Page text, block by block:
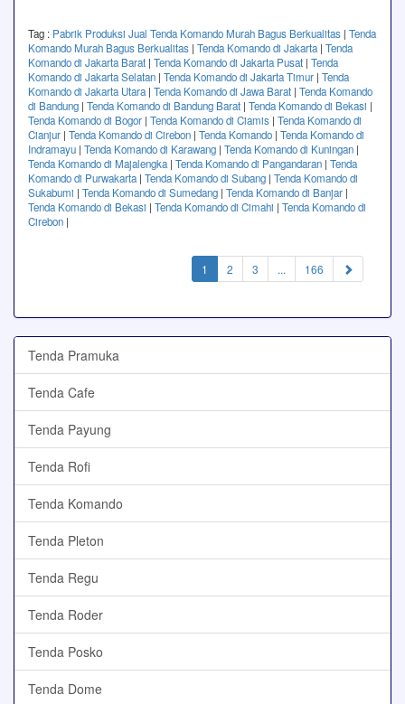
Tag : Pabrik Produksi Jual Tenda Komando Murah Bagus Berkualitas | Tenda
Komando Murah Bagus Berkualitas | Tenda Komando di Jakarta | Tenda
Komando di Jakarta Barat | Tenda Komando di Jakarta Pusat | Tenda
Komando di Jakarta Selatan | Tenda Komando di Jakarta Timur | Tenda
Komando di Jakarta Utara | Tenda Komando di Jawa Barat | Tenda Komando
di Bandung | Tenda Komando di Bandung Barat | Tenda Komando di Bekasi |
Tenda Komando di Bogor | Tenda Komando di Ciamis | Tenda Komando di
Cianjur | Tenda Komando di Cirebon | Tenda Komando | Tenda Komando di
Indramayu | Tenda Komando di Karawang | Tenda Komando di Kuningan |
Tenda Komando di Majalengka | Tenda Komando di Pangandaran | Tenda
Komando di Purwakarta | Tenda Komando di Subang | Tenda Komando di
Sukabumi | Tenda Komando di Sumedang | Tenda Komando di Banjar |
Tenda Komando di Bekasi | Tenda Komando di Cimahi | Tenda Komando di
Cirebon |
1 (current)
2 3 ... 166
Tenda Pramuka
Tenda Cafe
Tenda Payung
Tenda Rofi
Tenda Komando
Tenda Pleton
Tenda Regu
Tenda Roder
Tenda Posko
Tenda Dome